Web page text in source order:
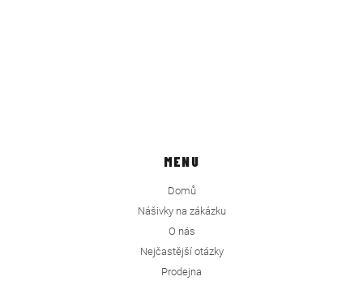
MENU
Domů
Nášivky na zákázku
O nás
Nejčastější otázky
Prodejna